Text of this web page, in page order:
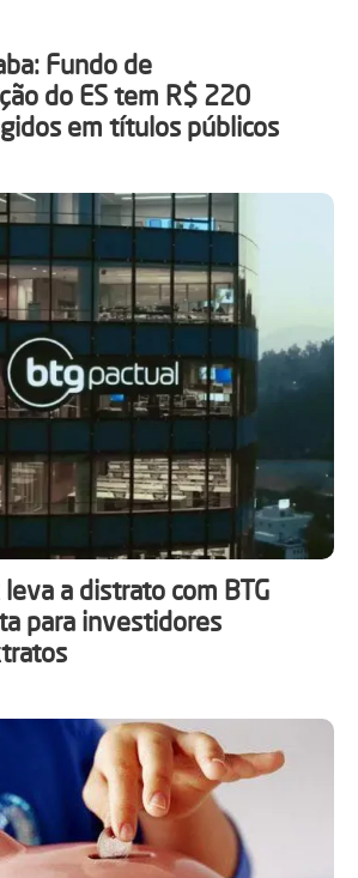
Fundo de
do ES tem R$ 220
em títulos públicos
a distrato com BTG
para investidores